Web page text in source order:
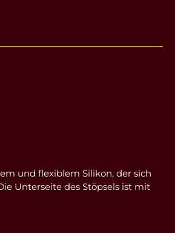
und flexiblem Silikon, der sich
Unterseite des Stöpsels ist mit